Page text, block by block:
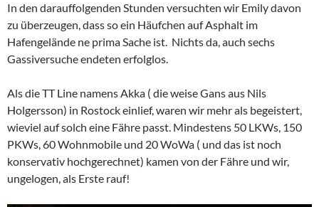
In den darauffolgenden Stunden versuchten wir Emily davon
zu überzeugen, dass so ein Häufchen auf Asphalt im
Hafengelände ne prima Sache ist. Nichts da, auch sechs
Gassiversuche endeten erfolglos.
Als die TT Line namens Akka ( die weise Gans aus Nils
Holgersson) in Rostock einlief, waren wir mehr als begeistert,
wieviel auf solch eine Fähre passt. Mindestens 50 LKWs, 150
PKWs, 60 Wohnmobile und 20 WoWa ( und das ist noch
konservativ hochgerechnet) kamen von der Fähre und wir,
ungelogen, als Erste rauf!